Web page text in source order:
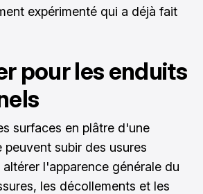
expérimenté qui a déjà fait
pour les enduits
surfaces en plâtre d'une
peuvent subir des usures
l'apparence générale du
les décollements et les